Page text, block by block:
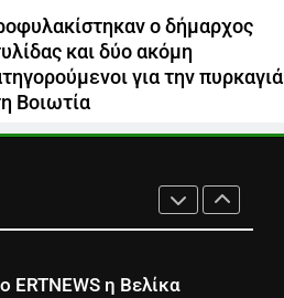
ο δήμαρχος
και δύο ακόμη
για την πυρκαγιά
Βοιωτία
7 Αυγούστου 2026
και The New York
μαζί σε μια νέα
πρόταση
MEDIA
MEDIA
ERTNEWS η Βελίκα